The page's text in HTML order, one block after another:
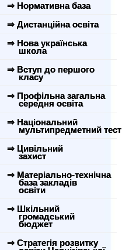
⇒ Нормативна база
⇒ Дистанційна освіта
⇒ Нова українська
школа
⇒ Вступ до першого
класу
⇒ Профільна загальна
середня освіта
⇒ Національний
мультипредметний тест
⇒ Цивільний
захист
⇒ Матеріально-технічна
база закладів
освіти
⇒ Шкільний
громадський
бюджет
⇒ Стратегія розвитку